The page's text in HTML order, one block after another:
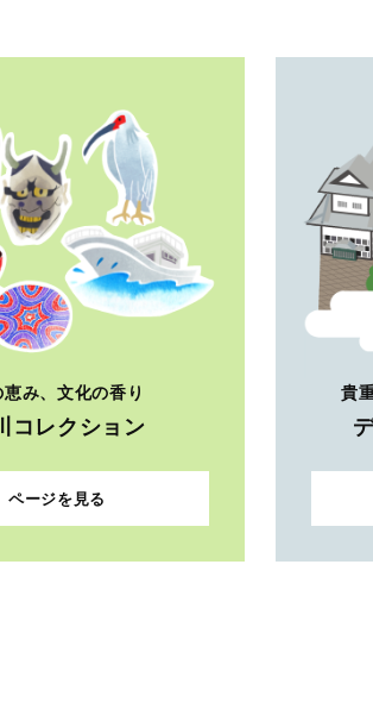
恵み、文化の香り
コレクション
ページを見る
貴